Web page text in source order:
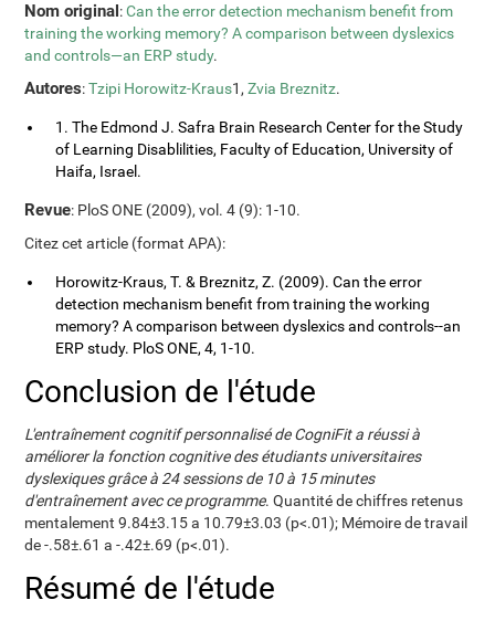
Nom original:Can the error detection mechanism benefit from
training the working memory? A comparison between dyslexics
and controls—an ERP study.
Autores:Tzipi Horowitz-Kraus1,Zvia Breznitz.
1. The Edmond J. Safra Brain Research Center for the Study
of Learning Disablilities, Faculty of Education, University of
Haifa, Israel.
Revue: PloS ONE (2009), vol. 4 (9): 1-10.
Citez cet article (format APA):
Horowitz-Kraus, T. & Breznitz, Z. (2009). Can the error
detection mechanism benefit from training the working
memory? A comparison between dyslexics and controls--an
ERP study. PloS ONE, 4, 1-10.
Conclusion de l'étude
L'entraînement cognitif personnalisé de CogniFit a réussi à
améliorer la fonction cognitive des étudiants universitaires
dyslexiques grâce à 24 sessions de 10 à 15 minutes
d'entraînement avec ce programme. Quantité de chiffres retenus
mentalement 9.84±3.15 a 10.79±3.03 (p<.01); Mémoire de travail
de -.58±.61 a -.42±.69 (p<.01).
Résumé de l'étude